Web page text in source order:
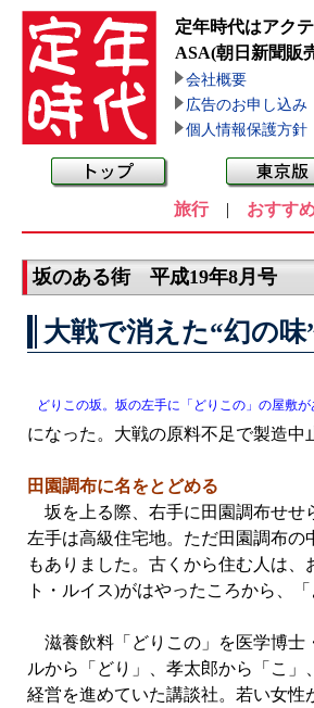
定年時代はアク
ASA(朝日新聞販
会社概要
広告のお申し込み
個人情報保護方針
旅行| おすす
坂のある街 平成19年8月号
大戦で消えた“幻の味
どりこの坂。坂の左手に「どりこの」の屋敷が
になった。大戦の原料不足で製造中
田園調布に名をとどめる
坂を上る際、右手に田園調布せせ
左手は高級住宅地。ただ田園調布の
もありました。古くから住む人は
ト・ルイス)がはやったころから、
滋養飲料「どりこの」を医学博士
ルから「どり」、孝太郎から「こ
経営を進めていた講談社。若い女